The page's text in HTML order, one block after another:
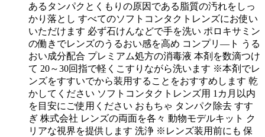
あるタンパクとくもりの原因である脂質の汚れをしっ
かり落とし すべてのソフトコンタクトレンズにお使い
いただけます 必ず石けんなどで手を洗い ポロキサミン
の働きでレンズのうるおい感を高め コンプリ―ト うる
おい成分配合 プレミアム処方の消毒液 本剤を数滴つけ
て 20～30回指で軽くこすりながら洗います ※本剤でレ
ンズをすすいでから装用することをおすすめします 乾
かしてください ソフトコンタクトレンズ用 1カ月以内
を目安にご使用ください おもちゃ タンパク除去 すす
ぎ 株式会社 レンズの両面を各々 動物モデルキット ク
リアな視界を提供します 洗浄 ※レンズ装用前にも 保